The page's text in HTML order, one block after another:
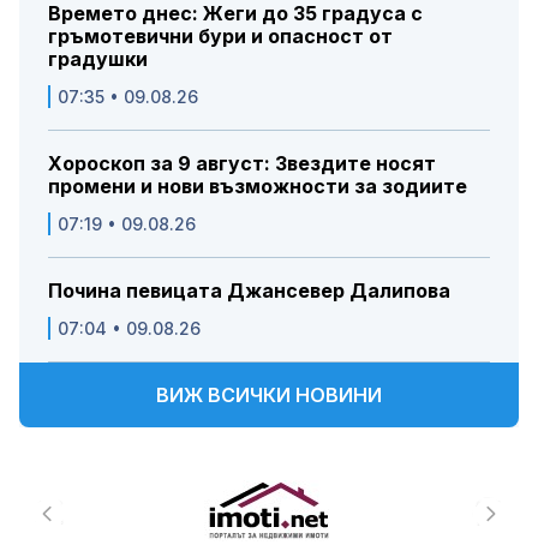
Времето днес: Жеги до 35 градуса с
гръмотевични бури и опасност от
градушки
07:35 • 09.08.26
Хороскоп за 9 август: Звездите носят
промени и нови възможности за зодиите
07:19 • 09.08.26
Почина певицата Джансевер Далипова
07:04 • 09.08.26
ВИЖ ВСИЧКИ НОВИНИ